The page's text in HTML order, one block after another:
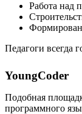
Работа над
Педагоги всегда
YoungCoder
Подобная
программного